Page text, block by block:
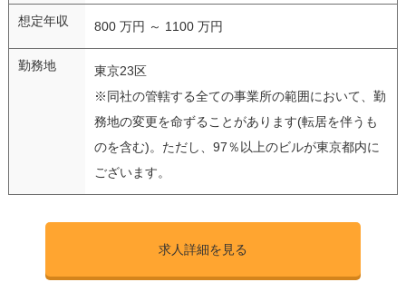
想定年収 800 万円 ～ 1100 万円
勤務地
東京23区
※同社の管轄する全ての事業所の範囲において、勤
務地の変更を命ずることがあります(転居を伴うも
のを含む)。ただし、97％以上のビルが東京都内に
ございます。
求人詳細を見る